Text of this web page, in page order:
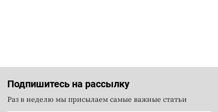
Подпишитесь на рассылку
Раз в неделю мы присылаем самые важные статьи